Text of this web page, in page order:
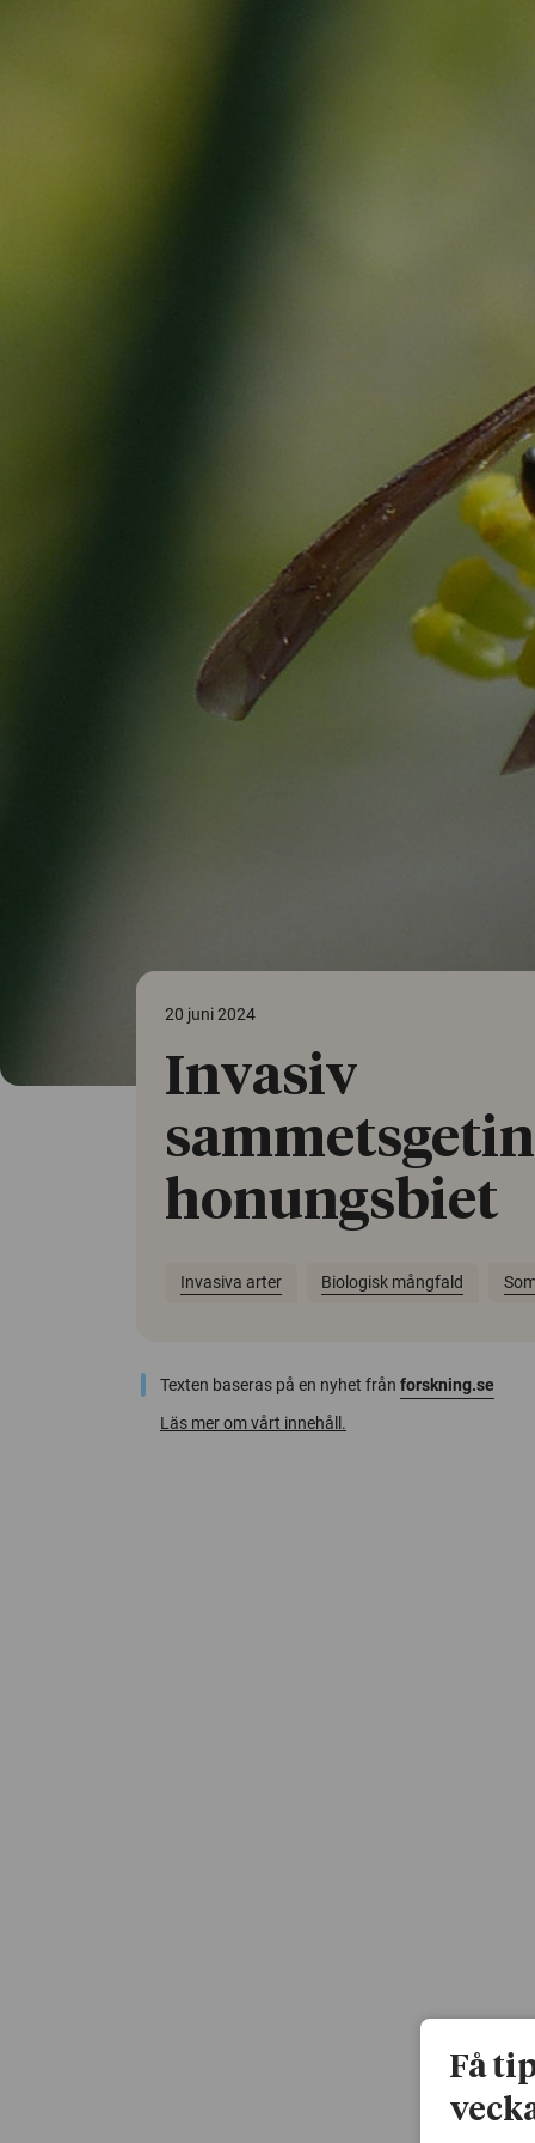
20 juni 2024
Invasiv
honungsbiet
Invasiva arter Biologisk mångfald
Texten baseras på en nyhet från forskning.se
Läs mer om vårt innehåll.
Få